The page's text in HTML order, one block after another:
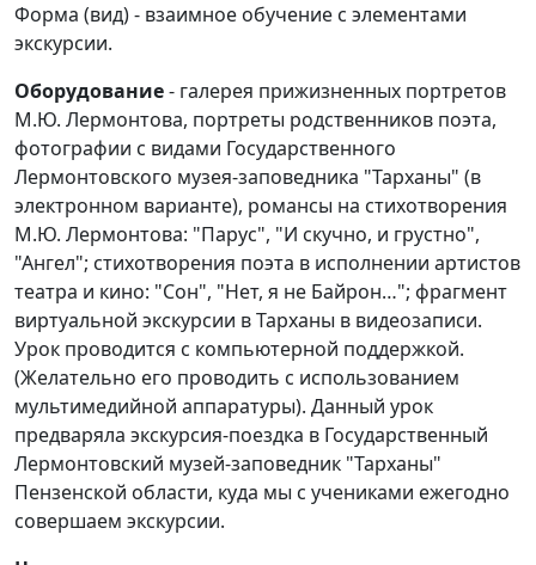
Форма (вид) - взаимное обучение с элементами
экскурсии.
Оборудование- галерея прижизненных портретов
М.Ю. Лермонтова, портреты родственников поэта,
фотографии с видами Государственного
Лермонтовского музея-заповедника "Тарханы" (в
электронном варианте), романсы на стихотворения
М.Ю. Лермонтова: "Парус", "И скучно, и грустно",
"Ангел"; стихотворения поэта в исполнении артистов
театра и кино: "Сон", "Нет, я не Байрон…"; фрагмент
виртуальной экскурсии в Тарханы в видеозаписи.
Урок проводится с компьютерной поддержкой.
(Желательно его проводить с использованием
мультимедийной аппаратуры). Данный урок
предваряла экскурсия-поездка в Государственный
Лермонтовский музей-заповедник "Тарханы"
Пензенской области, куда мы с учениками ежегодно
совершаем экскурсии.